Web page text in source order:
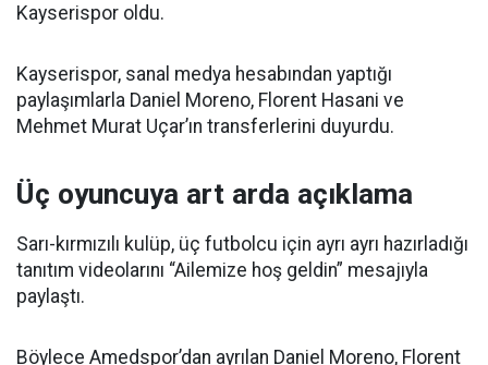
Kayserispor oldu.
Kayserispor, sanal medya hesabından yaptığı
paylaşımlarla Daniel Moreno, Florent Hasani ve
Mehmet Murat Uçar’ın transferlerini duyurdu.
Üç oyuncuya art arda açıklama
Sarı-kırmızılı kulüp, üç futbolcu için ayrı ayrı hazırladığı
tanıtım videolarını “Ailemize hoş geldin” mesajıyla
paylaştı.
Böylece Amedspor’dan ayrılan Daniel Moreno, Florent